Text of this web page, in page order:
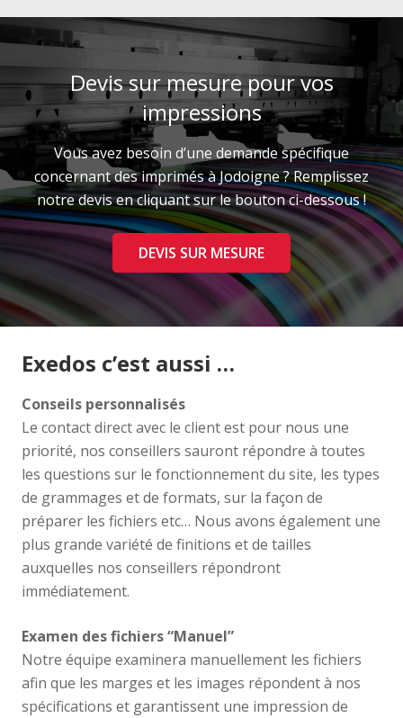
Devis sur mesure pour vos
impressions
Vous avez besoin d’une demande spécifique
concernant des imprimés à Jodoigne ? Remplissez
notre devis en cliquant sur le bouton ci-dessous !
DEVIS SUR MESURE
Exedos c’est aussi …
Conseils personnalisés
Le contact direct avec le client est pour nous une
priorité, nos conseillers sauront répondre à toutes
les questions sur le fonctionnement du site, les types
de grammages et de formats, sur la façon de
préparer les fichiers etc… Nous avons également une
plus grande variété de finitions et de tailles
auxquelles nos conseillers répondront
immédiatement.
Examen des fichiers “Manuel”
Notre équipe examinera manuellement les fichiers
afin que les marges et les images répondent à nos
spécifications et garantissent une impression de